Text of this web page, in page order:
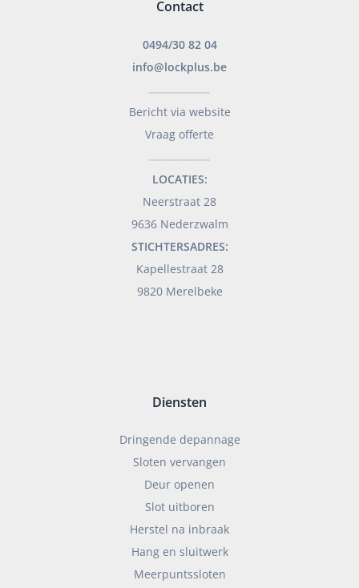
Contact
0494/30 82 04
info@lockplus.be
Bericht via website
Vraag offerte
LOCATIES:
Neerstraat 28
9636 Nederzwalm
STICHTERSADRES:
Kapellestraat 28
9820 Merelbeke
Diensten
Dringende depannage
Sloten vervangen
Deur openen
Slot uitboren
Herstel na inbraak
Hang en sluitwerk
Meerpuntssloten